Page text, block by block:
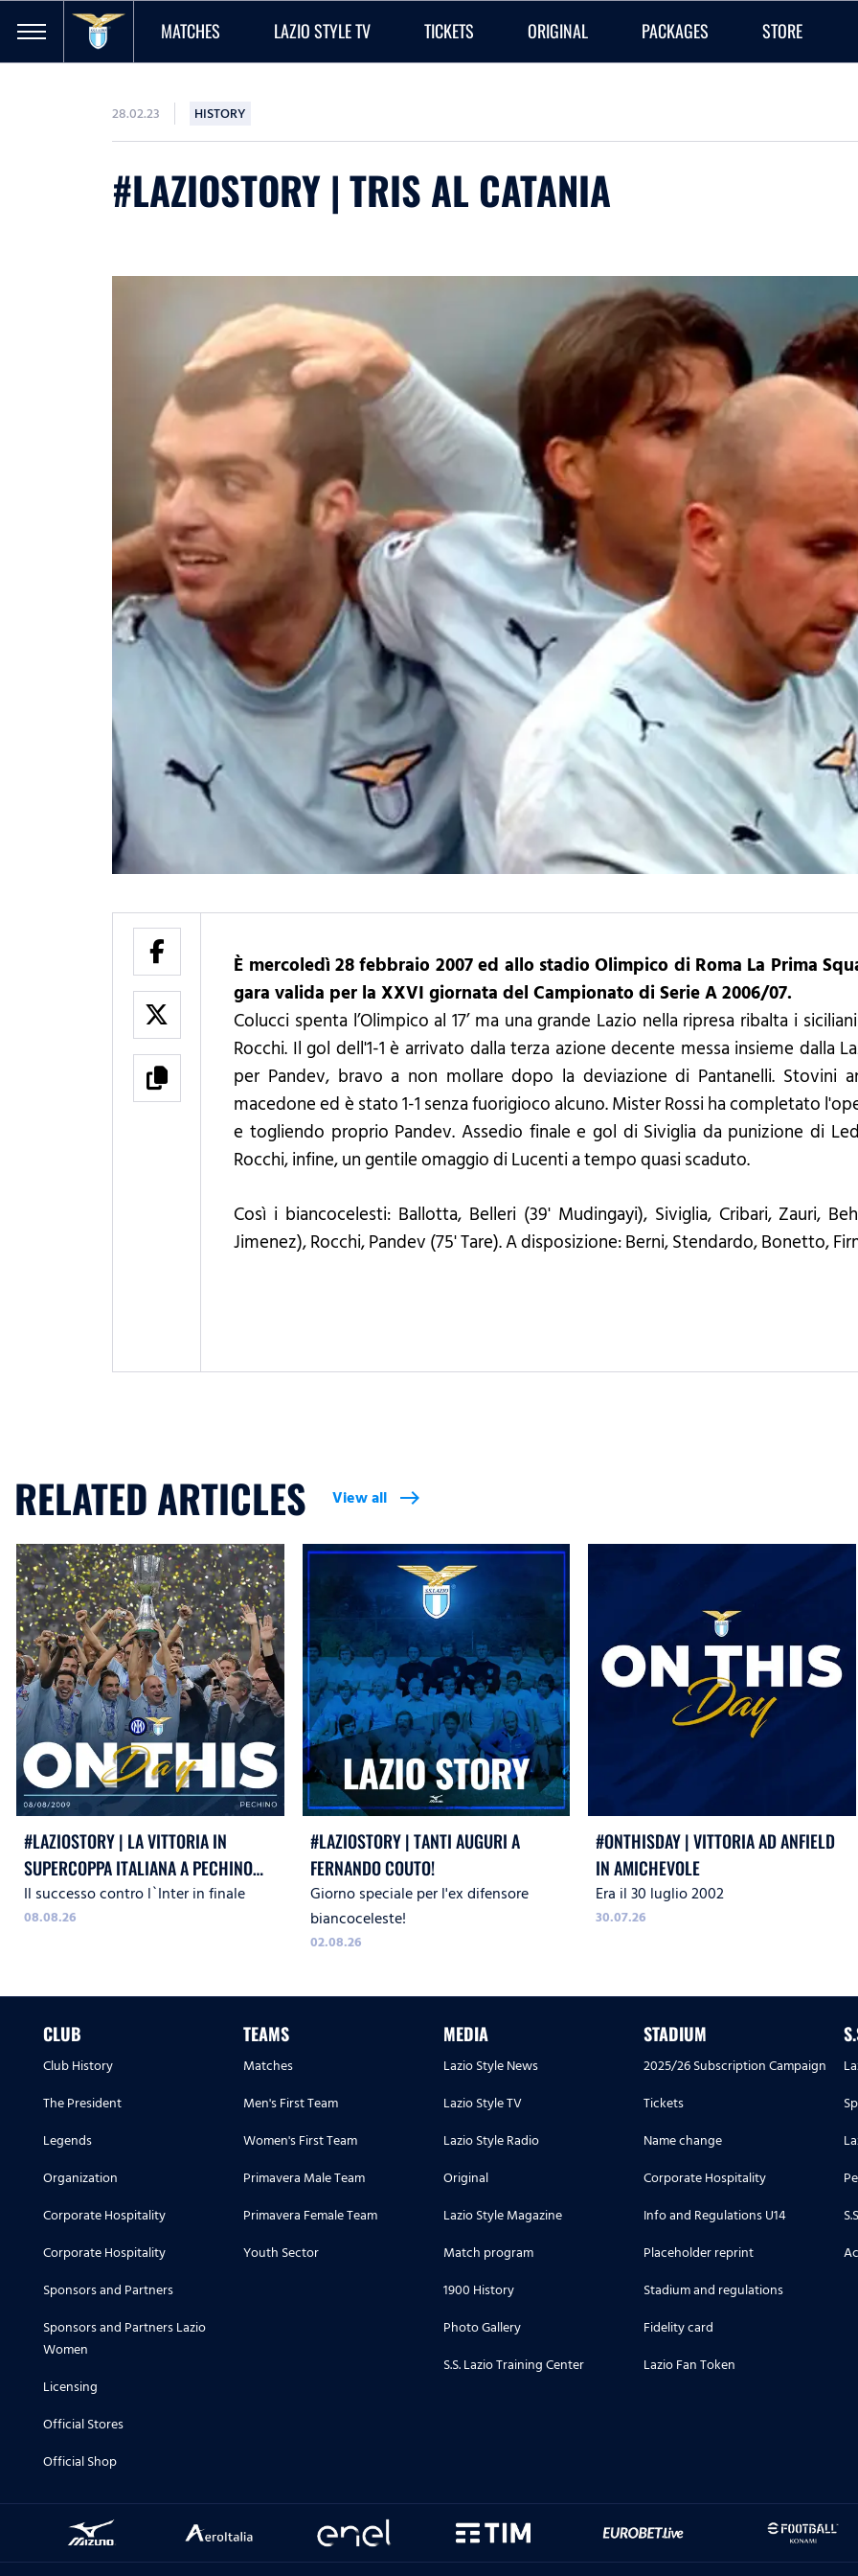
MATCHES LAZIO STYLE TV TICKETS ORIGINAL PACKAGES STORE
28.02.23 HISTORY
#LAZIOSTORY | TRIS AL CATANIA
È mercoledì 28 febbraio 2007 ed allo stadio Olimpico di Roma La Prima
gara valida per la XXVI giornata del Campionato di Serie A 2006/07.
Colucci spenta l’Olimpico al 17’ ma una grande Lazio nella ripresa ribalta i
Rocchi. Il gol dell'1-1 è arrivato dalla terza azione decente messa insieme dalla
per Pandev, bravo a non mollare dopo la deviazione di Pantanelli. Stovini
macedone ed è stato 1-1 senza fuorigioco alcuno. Mister Rossi ha completato
e togliendo proprio Pandev. Assedio finale e gol di Siviglia da punizione di
Rocchi, infine, un gentile omaggio di Lucenti a tempo quasi scaduto.
Così i biancocelesti: Ballotta, Belleri (39' Mudingayi), Siviglia, Cribari, Zauri,
Jimenez), Rocchi, Pandev (75' Tare). A disposizione: Berni, Stendardo, Bonetto,
RELATED ARTICLES View all east
#LAZIOSTORY | LA VITTORIA IN
SUPERCOPPA ITALIANA A PECHINO
CONTRO L`INTER
Il successo contro l`Inter in finale
08.08.26
#LAZIOSTORY | TANTI AUGURI A
FERNANDO COUTO!
Giorno speciale per l'ex difensore
biancoceleste!
02.08.26
#ONTHISDAY | VITTORIA AD ANFIELD
IN AMICHEVOLE
Era il 30 luglio 2002
30.07.26
CLUB
Club History
The President
Legends
Organization
Corporate Hospitality
Corporate Hospitality
Sponsors and Partners
Sponsors and Partners Lazio
Women
Licensing
Official Stores
Official Shop
TEAMS
Matches
Men's First Team
Women's First Team
Primavera Male Team
Primavera Female Team
Youth Sector
MEDIA
Lazio Style News
Lazio Style TV
Lazio Style Radio
Original
Lazio Style Magazine
Match program
1900 History
Photo Gallery
S.S. Lazio Training Center
STADIUM
2025/26 Subscription Campaign
Tickets
Name change
Corporate Hospitality
Info and Regulations U14
Placeholder reprint
Stadium and regulations
Fidelity card
Lazio Fan Token